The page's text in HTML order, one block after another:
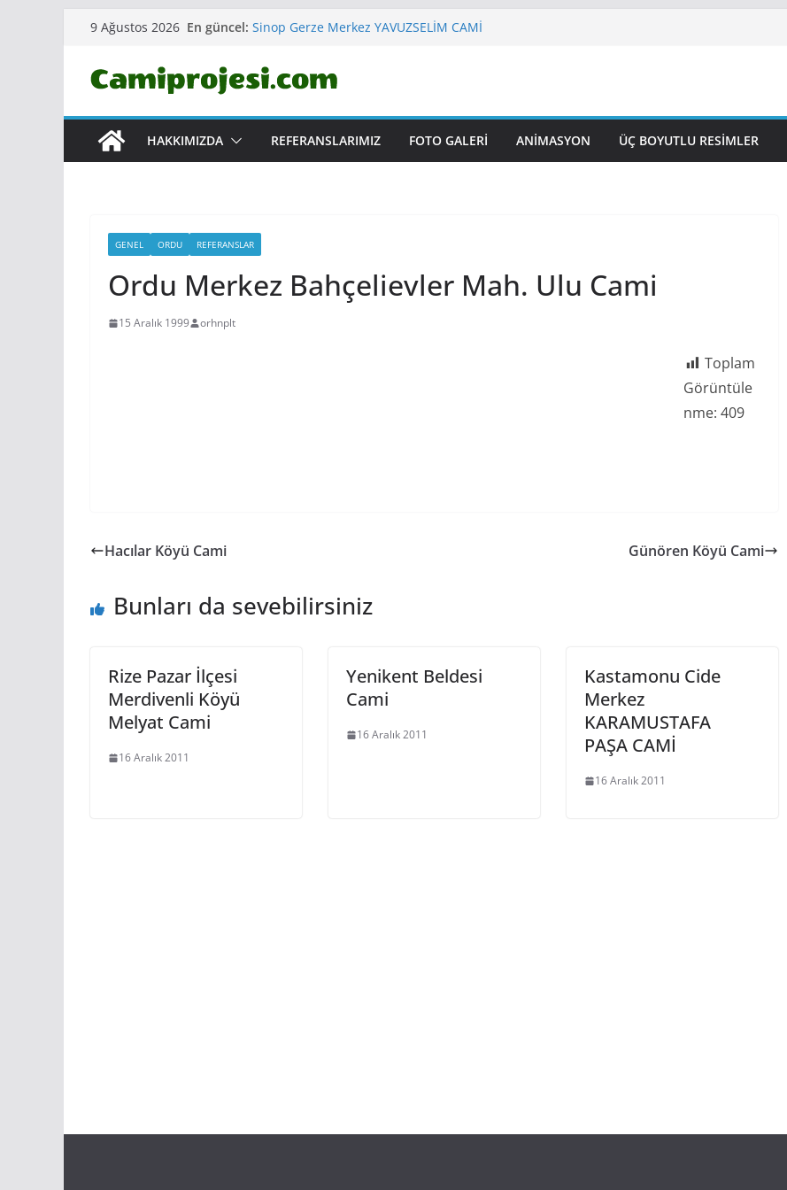
content
9 Ağustos 2026 En güncel: Sinop Gerze Merkez YAVUZSELİM CAMİ
CAMİ VE KÜLLİYESİ
Aydın Kuşadası MERKEZ CAMİ VE KÜLLİYESİ
HAKKIMIZDA
REFERANSLARIMIZ FOTO GALERI ANIMASYON ÜÇ BOYUTLU RESIMLER
GENEL ORDU REFERANSLAR
Ordu Merkez Bahçelievler Mah. Ulu Cami
15 Aralık 1999 orhnplt
Toplam
Görüntüle
nme: 409
Hacılar Köyü Cami Günören Köyü Cami
Bunları da sevebilirsiniz
Rize Pazar İlçesi
Merdivenli Köyü
Melyat Cami
16 Aralık 2011
Yenikent Beldesi
Cami
16 Aralık 2011
Kastamonu Cide
Merkez
KARAMUSTAFA
PAŞA CAMİ
16 Aralık 2011